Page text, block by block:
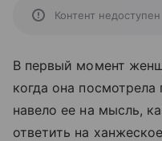
Контент недоступен
В первый момент
когда она
навело ее на мысль,
ответить на